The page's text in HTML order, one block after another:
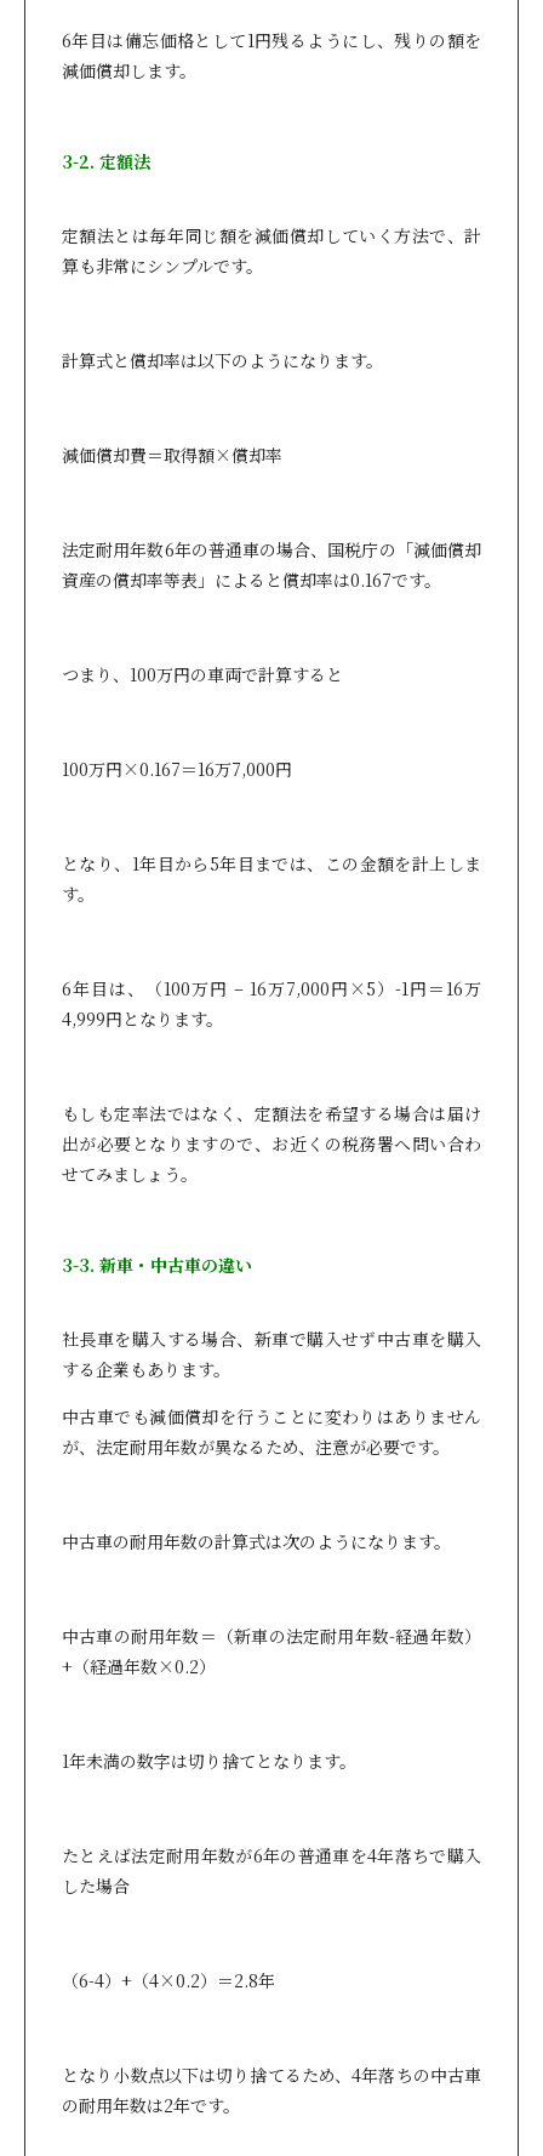
6年目は備忘価格として1円残るようにし、残りの額を
減価償却します。
3-2. 定額法
定額法とは毎年同じ額を減価償却していく方法で、計
算も非常にシンプルです。
計算式と償却率は以下のようになります。
減価償却費＝取得額×償却率
法定耐用年数6年の普通車の場合、国税庁の「減価償却
資産の償却率等表」によると償却率は0.167です。
つまり、100万円の車両で計算すると
100万円×0.167＝16万7,000円
となり、1年目から5年目までは、この金額を計上しま
す。
6年目は、（100万円 – 16万7,000円×5）-1円＝16万
4,999円となります。
もしも定率法ではなく、定額法を希望する場合は届け
出が必要となりますので、お近くの税務署へ問い合わ
せてみましょう。
3-3. 新車・中古車の違い
社長車を購入する場合、新車で購入せず中古車を購入
する企業もあります。
中古車でも減価償却を行うことに変わりはありません
が、法定耐用年数が異なるため、注意が必要です。
中古車の耐用年数の計算式は次のようになります。
中古車の耐用年数＝（新車の法定耐用年数-経過年数）
+（経過年数×0.2）
1年未満の数字は切り捨てとなります。
たとえば法定耐用年数が6年の普通車を4年落ちで購入
した場合
（6-4）+（4×0.2）＝2.8年
となり小数点以下は切り捨てるため、4年落ちの中古車
の耐用年数は2年です。